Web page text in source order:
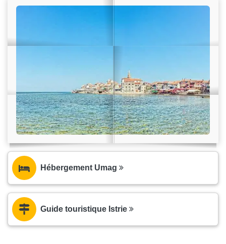
Hébergement Umag
Guide touristique Istrie